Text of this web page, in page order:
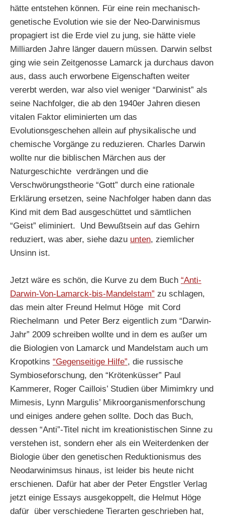
hätte entstehen können. Für eine rein mechanisch-
genetische Evolution wie sie der Neo-Darwinismus
propagiert ist die Erde viel zu jung, sie hätte viele
Milliarden Jahre länger dauern müssen. Darwin selbst
ging wie sein Zeitgenosse Lamarck ja durchaus davon
aus, dass auch erworbene Eigenschaften weiter
vererbt werden, war also viel weniger “Darwinist” als
seine Nachfolger, die ab den 1940er Jahren diesen
vitalen Faktor eliminierten um das
Evolutionsgeschehen allein auf physikalische und
chemische Vorgänge zu reduzieren. Charles Darwin
wollte nur die biblischen Märchen aus der
Naturgeschichte verdrängen und die
Verschwörungstheorie “Gott” durch eine rationale
Erklärung ersetzen, seine Nachfolger haben dann das
Kind mit dem Bad ausgeschüttet und sämtlichen
“Geist” eliminiert. Und Bewußtsein auf das Gehirn
reduziert, was aber, siehe dazu unten, ziemlicher
Unsinn ist.
Jetzt wäre es schön, die Kurve zu dem Buch “Anti-
Darwin-Von-Lamarck-bis-Mandelstam” zu schlagen,
das mein alter Freund Helmut Höge mit Cord
Riechelmann und Peter Berz eigentlich zum “Darwin-
Jahr” 2009 schreiben wollte und in dem es außer um
die Biologien von Lamarck und Mandelstam auch um
Kropotkins “Gegenseitige Hilfe”, die russische
Symbioseforschung, den “Krötenküsser” Paul
Kammerer, Roger Caillois’ Studien über Mimimkry und
Mimesis, Lynn Margulis’ Mikroorganismenforschung
und einiges andere gehen sollte. Doch das Buch,
dessen “Anti”-Titel nicht im kreationistischen Sinne zu
verstehen ist, sondern eher als ein Weiterdenken der
Biologie über den genetischen Reduktionismus des
Neodarwinimsus hinaus, ist leider bis heute nicht
erschienen. Dafür hat aber der Peter Engstler Verlag
jetzt einige Essays ausgekoppelt, die Helmut Höge
dafür über verschiedene Tierarten geschrieben hat,